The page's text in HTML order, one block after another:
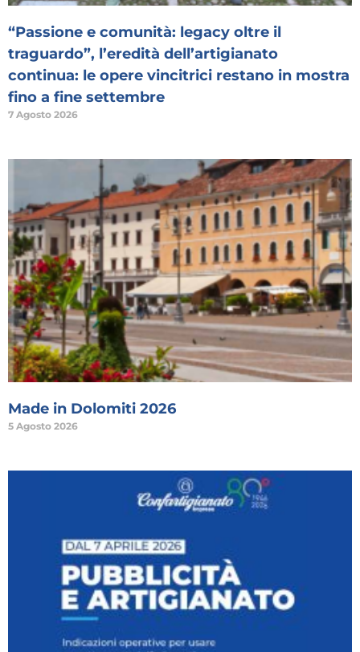
“Passione e comunità: legacy oltre il
traguardo”, l’eredità dell’artigianato
continua: le opere vincitrici restano in mostra
fino a fine settembre
7 Agosto 2026
Made in Dolomiti 2026
5 Agosto 2026